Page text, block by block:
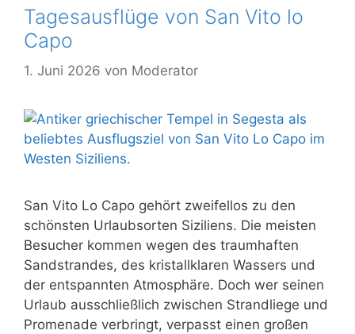
Tagesausflüge von San Vito lo
Capo
1. Juni 2026 von Moderator
San Vito Lo Capo gehört zweifellos zu den
schönsten Urlaubsorten Siziliens. Die meisten
Besucher kommen wegen des traumhaften
Sandstrandes, des kristallklaren Wassers und
der entspannten Atmosphäre. Doch wer seinen
Urlaub ausschließlich zwischen Strandliege und
Promenade verbringt, verpasst einen großen